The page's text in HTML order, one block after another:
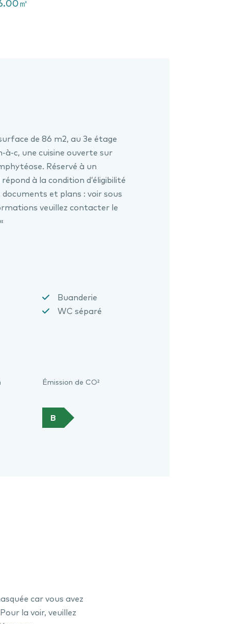
㎡
de 86 m2, au 3e étage
à-c, une cuisine ouverte sur
Réservé à un
à la condition d’éligibilité
et plans : voir sous
veuillez contacter le
Buanderie
WC séparé
Émission de CO²
B
car vous avez
la voir, veuillez